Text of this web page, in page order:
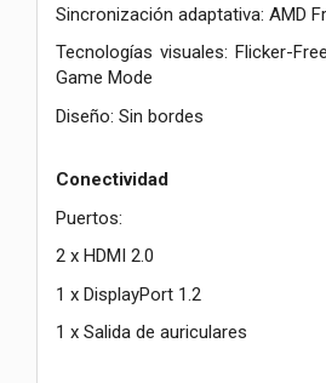
Sincronización adaptativa: AMD
Tecnologías visuales: Flicker-
Game Mode
Diseño: Sin bordes
Conectividad
Puertos:
2 x HDMI 2.0
1 x DisplayPort 1.2
1 x Salida de auriculares